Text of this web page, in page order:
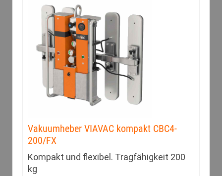
Vakuumheber VIAVAC kompakt CBC4-
200/FX
Kompakt und flexibel. Tragfähigkeit 200
kg